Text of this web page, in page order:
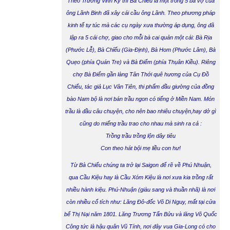
ông Lãnh Binh đã xây cái cầu ông Lãnh. Theo phương pháp
kinh tế tự túc mà các cụ ngày xưa thường áp dụng, ông đã
lập ra 5 cái chợ, giao cho mỗi bà cai quản một cái: Bà Rịa
(Phước Lễ), Bà Chỉểu (Gia-Định), Bà Hom (Phước Lâm), Bà
Quẹo (phía Quán Tre) và Bà Điểm (phía Thụân Kiều). Riêng
chợ Bà Điểm gần làng Tân Thới quê hương của Cụ Đồ
Chiểu, tác giả Lục Vân Tiên, thi phẩm đầu giường của đồng
bào Nam bộ là nơi bán trầu ngon có tiếng ở Miền Nam. Món
trầu là đầu câu chuyện, cho nên bao nhiêu chuyện,hay dở gì
cũng do miếng trầu trao cho nhau mà sinh ra cả :
Trồng trầu trồng lộn dây tiêu
Con theo hát bội mẹ liều con hư!
Từ Bà Chiểu chúng ta trở lại Saigon để rẽ về Phú Nhuận,
qua Cầu Kiệu hay là Cầu Xóm Kiệu là nơi xưa kia trồng rất
nhiều hành kiệu. Phú-Nhuận (giàu sang và thuần nhã) là nơi
còn nhiều cổ tích như: Lăng Đô-đốc Võ Di Nguy, mất tại cửa
bể Thị Nại năm 1801. Lăng Trương Tấn Bửu và lăng Võ Quốc
Công tức là hậu quân Vũ Tính, nơi đây vua Gia-Long có cho